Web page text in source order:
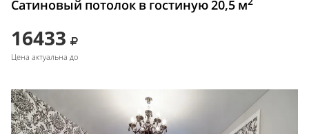
Сатиновый потолок в гостиную 20,5 м
16433
Цена актуальна до